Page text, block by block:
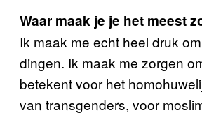
Waar maak je je het meest
Ik maak me echt heel druk
dingen. Ik maak me zorgen
betekent voor het
van transgenders, voor